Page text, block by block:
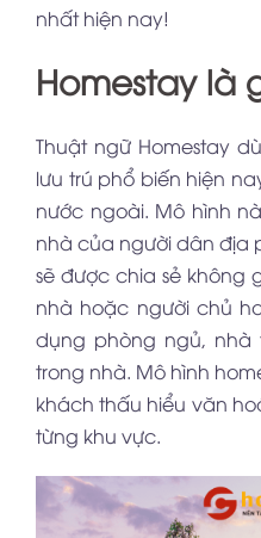
nhất hiện nay!
Homestay là
Thuật ngữ Homestay
lưu trú phổ biến hiện
nước ngoài. Mô hình
nhà của người dân địa
sẽ được chia sẻ không
nhà hoặc người chủ
dụng phòng ngủ,
trong nhà. Mô hình
khách thấu hiểu văn
từng khu vực.